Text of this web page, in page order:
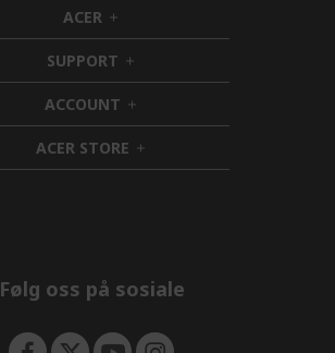
ACER h
i
d
d
e
n
SUPPORT h
i
d
e
n
ACCOUNT h
i
d
d
ACER STORE h
i
Følg oss på sosiale